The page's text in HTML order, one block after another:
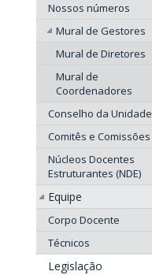
Nossos números
Mural de Gestores
Mural de Diretores
Mural de
Coordenadores
Conselho da Unidade
Comitês e Comissões
Núcleos Docentes
Estruturantes (NDE)
Equipe
Corpo Docente
Técnicos
Legislação